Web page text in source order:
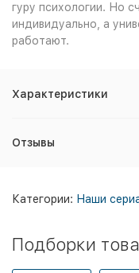
гуру психологии. Но
индивидуально, а
работают.
Характеристики
Отзывы
Категории: Наши
Подборки